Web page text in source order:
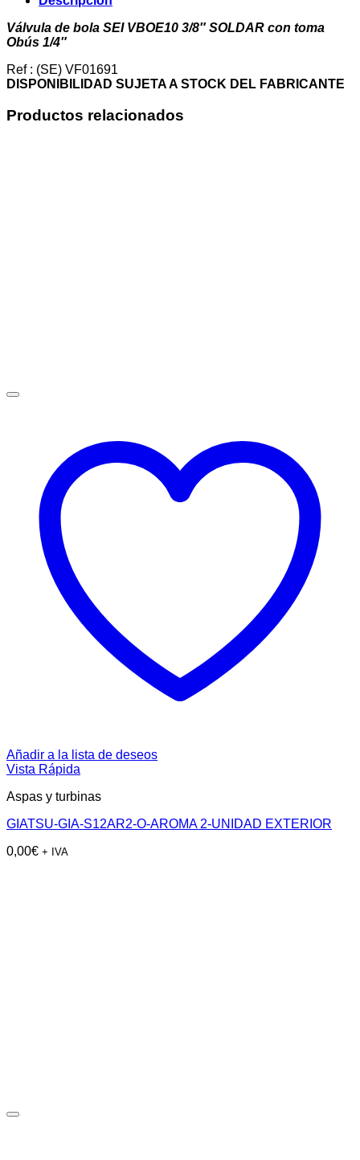
3/8"
SOLDAR
con
Obús
1/4"
Válvula de bola SEI VBOE10 3/8″ SOLDAR con toma
Obús 1/4″
Ref : (SE) VF01691
DISPONIBILIDAD SUJETA A STOCK DEL FABRICANTE
Productos relacionados
Añadir a la lista de deseos
Vista Rápida
Aspas y turbinas
GIATSU-GIA-S12AR2-O-AROMA 2-UNIDAD EXTERIOR
0,00€ + IVA